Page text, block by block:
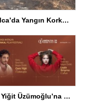
Çatalca’da Yangın Korkuttu
Cem Yiğit Üzümoğlu’na Genç Başarı Ödülü